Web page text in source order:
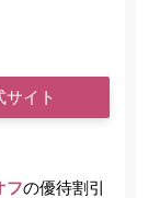
サイト
フの優待割引